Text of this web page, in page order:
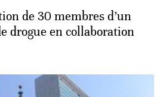
de 30 membres d’un
drogue en collaboration